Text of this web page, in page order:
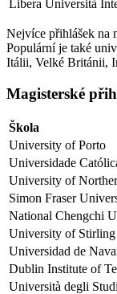
Libera Università
Nejvíce přihlášek na
Populární je také
Itálii, Velké Británii,
Magisterské
Škola
University of Porto
Universidade
University of
Simon Fraser
National Chengchi
University of Stirling
Universidad de
Dublin Institute of
Università degli